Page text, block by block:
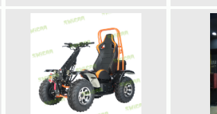
险之旅​，解锁乐趣驾驶体验！
了、